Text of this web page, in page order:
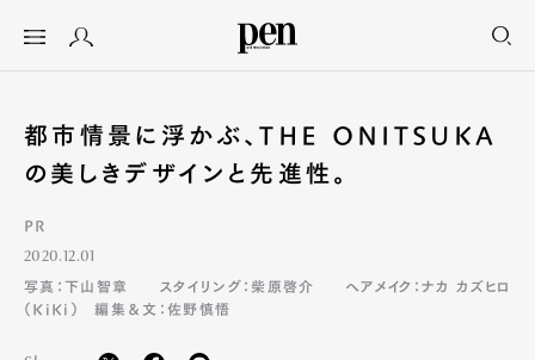
都市情景に浮かぶ、THE ONITSUKA
の美しきデザインと先進性。
PR
2020.12.01
写真：下山智章
スタイリング：柴原啓介
ヘアメイク：ナカ カズヒロ
（KiKi） 編集＆文：佐野慎悟